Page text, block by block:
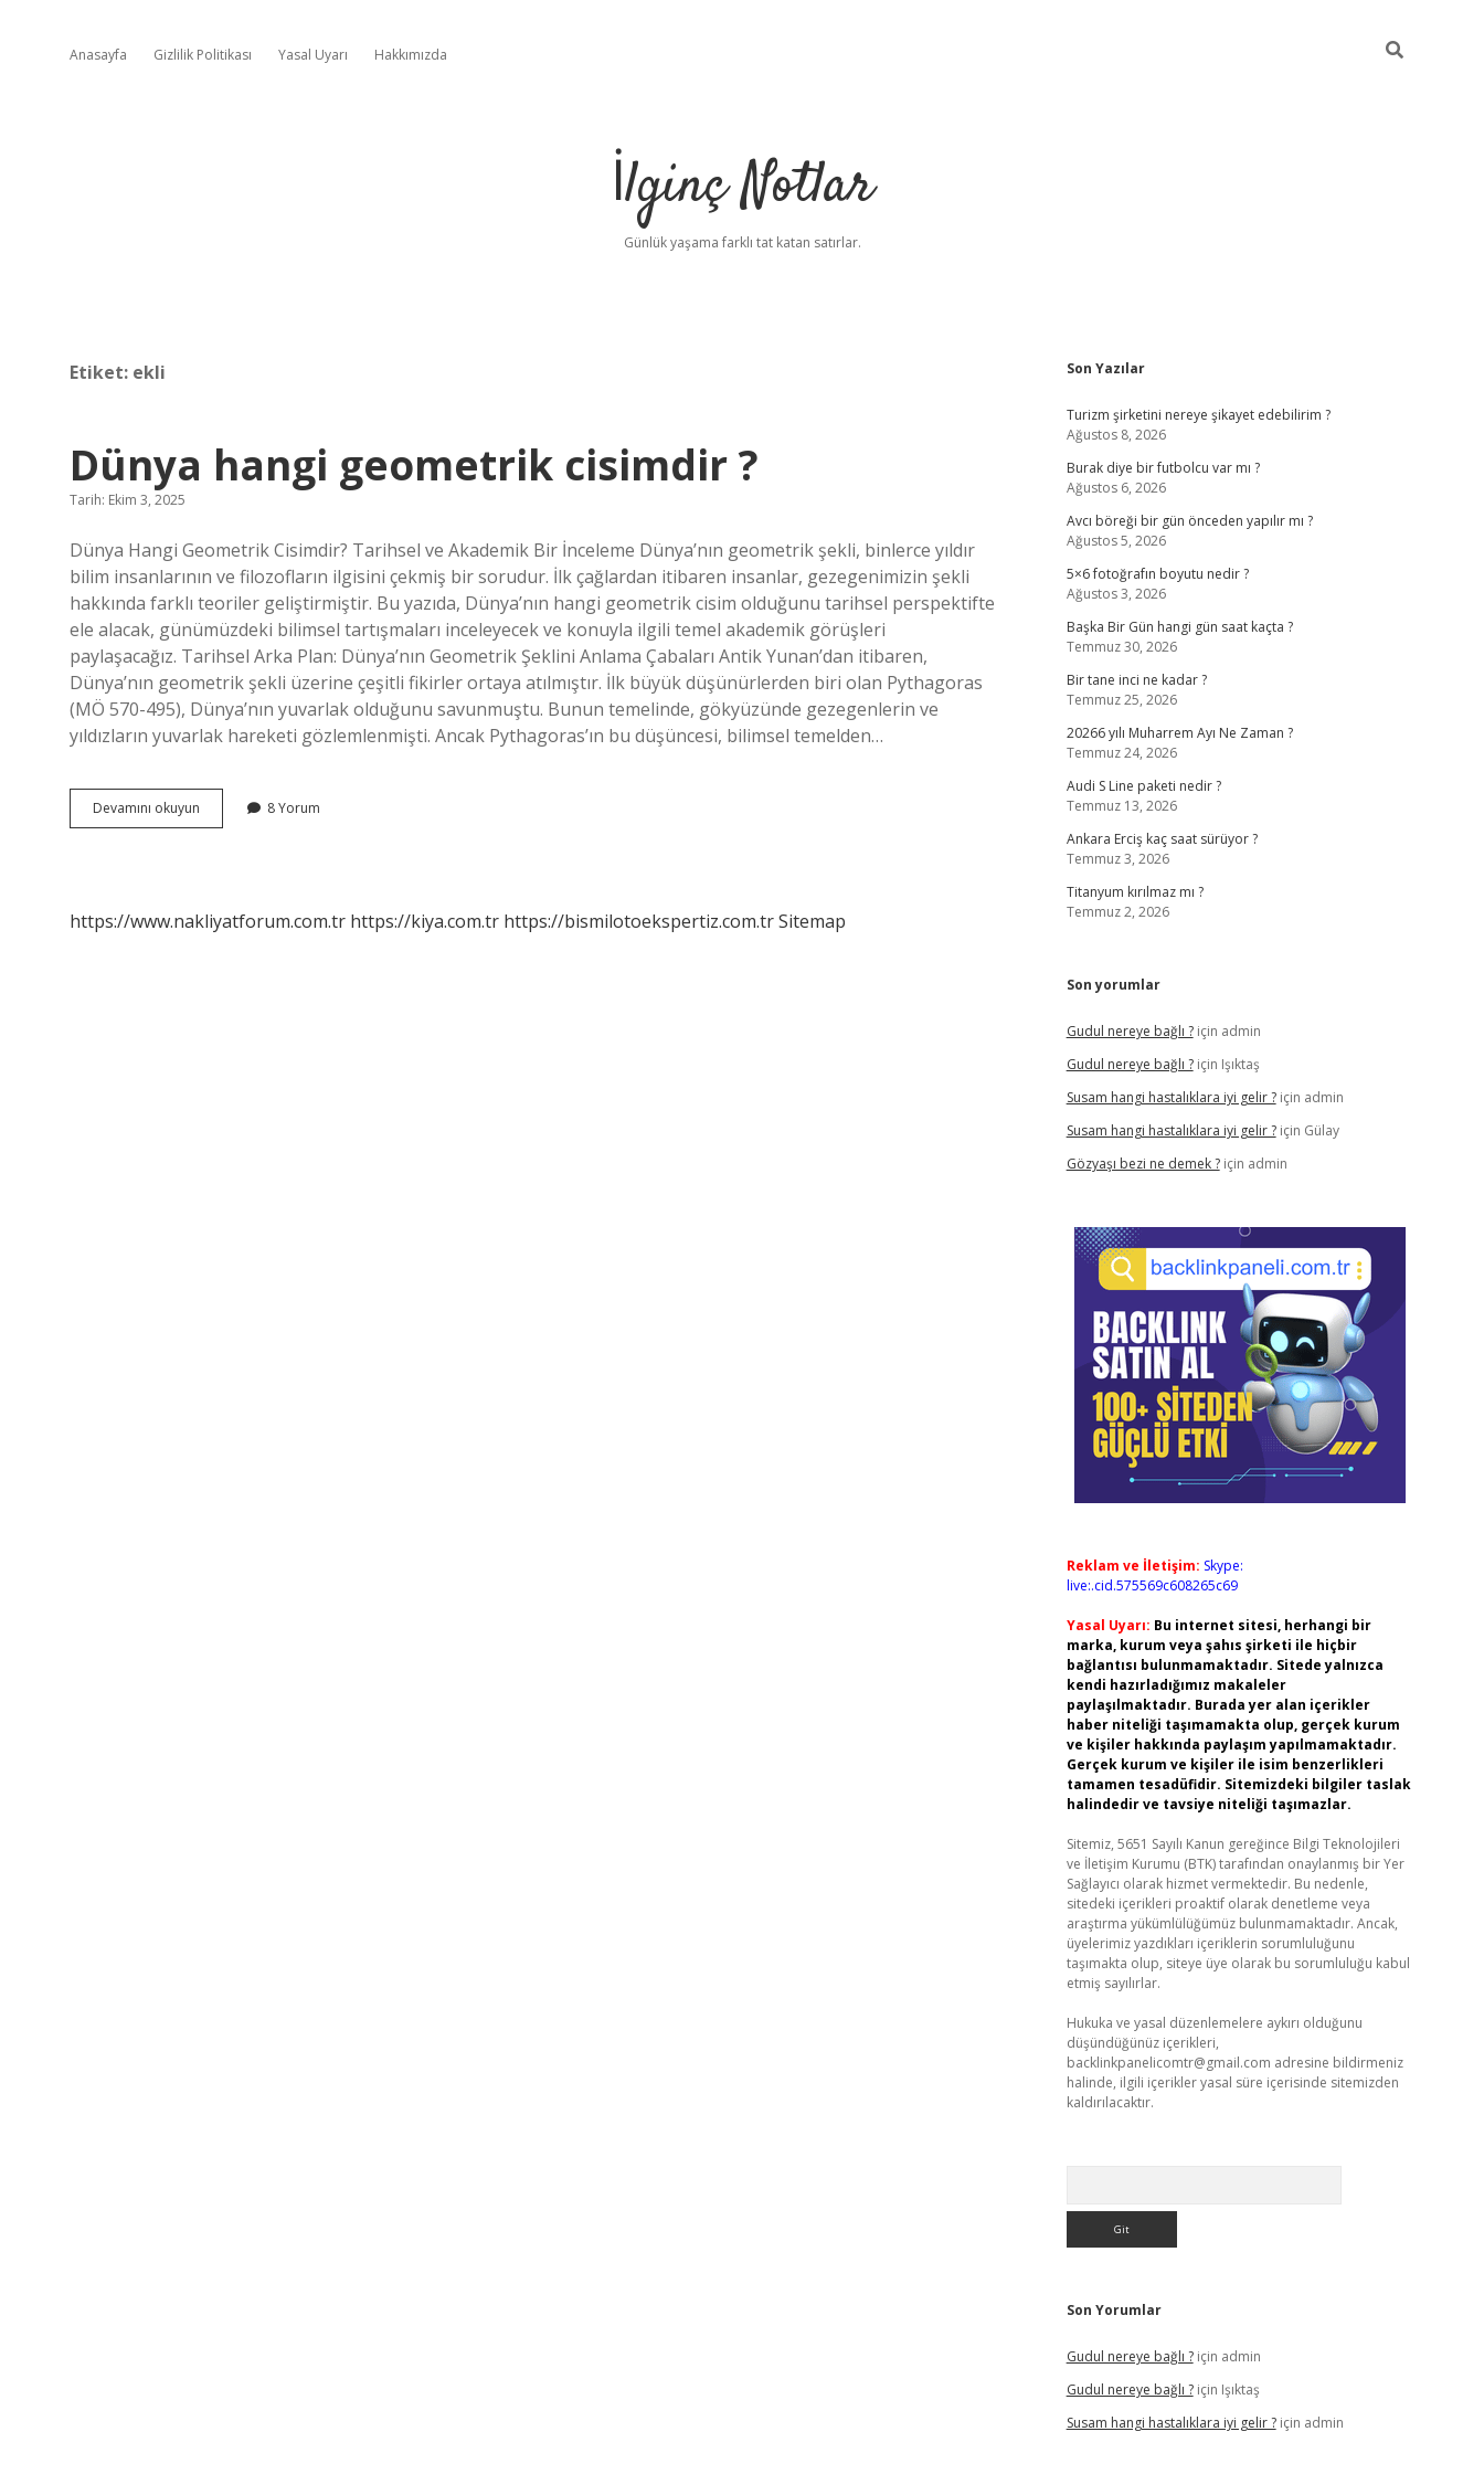
Anasayfa Gizlilik Politikası Yasal Uyarı Hakkımızda
İlginç Notlar
Günlük yaşama farklı tat katan satırlar.
Etiket: ekli
Dünya hangi geometrik cisimdir ?
Tarih: Ekim 3, 2025
Dünya Hangi Geometrik Cisimdir? Tarihsel ve Akademik Bir İnceleme Dünya’nın geometrik şekli, binlerce yıldır
bilim insanlarının ve filozofların ilgisini çekmiş bir sorudur. İlk çağlardan itibaren insanlar, gezegenimizin şekli
hakkında farklı teoriler geliştirmiştir. Bu yazıda, Dünya’nın hangi geometrik cisim olduğunu tarihsel perspektifte
ele alacak, günümüzdeki bilimsel tartışmaları inceleyecek ve konuyla ilgili temel akademik görüşleri
paylaşacağız. Tarihsel Arka Plan: Dünya’nın Geometrik Şeklini Anlama Çabaları Antik Yunan’dan itibaren,
Dünya’nın geometrik şekli üzerine çeşitli fikirler ortaya atılmıştır. İlk büyük düşünürlerden biri olan Pythagoras
(MÖ 570-495), Dünya’nın yuvarlak olduğunu savunmuştu. Bunun temelinde, gökyüzünde gezegenlerin ve
yıldızların yuvarlak hareketi gözlemlenmişti. Ancak Pythagoras’ın bu düşüncesi, bilimsel temelden…
Devamını okuyun
hangi
8 Yorum
https://www.nakliyatforum.com.tr https://kiya.com.tr https://bismilotoekspertiz.com.trSitemap
Sidebar
Son Yazılar
Turizm şirketini nereye şikayet edebilirim ?
Ağustos 8, 2026
Burak diye bir futbolcu var mı ?
Ağustos 6, 2026
Avcı böreği bir gün önceden yapılır mı ?
Ağustos 5, 2026
5×6 fotoğrafın boyutu nedir ?
Ağustos 3, 2026
Başka Bir Gün hangi gün saat kaçta ?
Temmuz 30, 2026
Bir tane inci ne kadar ?
Temmuz 25, 2026
20266 yılı Muharrem Ayı Ne Zaman ?
Temmuz 24, 2026
Audi S Line paketi nedir ?
Temmuz 13, 2026
Ankara Erciş kaç saat sürüyor ?
Temmuz 3, 2026
Titanyum kırılmaz mı ?
Temmuz 2, 2026
Son yorumlar
Gudul nereye bağlı ?için admin
Gudul nereye bağlı ?için Işıktaş
Susam hangi hastalıklara iyi gelir ?için admin
Susam hangi hastalıklara iyi gelir ?için Gülay
Gözyaşı bezi ne demek ?için admin
Reklam ve İletişim: Skype:
live:.cid.575569c608265c69
Yasal Uyarı: Bu internet sitesi, herhangi bir
marka, kurum veya şahıs şirketi ile hiçbir
bağlantısı bulunmamaktadır. Sitede yalnızca
kendi hazırladığımız makaleler
paylaşılmaktadır. Burada yer alan içerikler
haber niteliği taşımamakta olup, gerçek kurum
ve kişiler hakkında paylaşım yapılmamaktadır.
Gerçek kurum ve kişiler ile isim benzerlikleri
tamamen tesadüfidir. Sitemizdeki bilgiler taslak
halindedir ve tavsiye niteliği taşımazlar.
Sitemiz, 5651 Sayılı Kanun gereğince Bilgi Teknolojileri
ve İletişim Kurumu (BTK) tarafından onaylanmış bir Yer
Sağlayıcı olarak hizmet vermektedir. Bu nedenle,
sitedeki içerikleri proaktif olarak denetleme veya
araştırma yükümlülüğümüz bulunmamaktadır. Ancak,
üyelerimiz yazdıkları içeriklerin sorumluluğunu
taşımakta olup, siteye üye olarak bu sorumluluğu kabul
etmiş sayılırlar.
Hukuka ve yasal düzenlemelere aykırı olduğunu
düşündüğünüz içerikleri,
backlinkpanelicomtr@gmail.com adresine bildirmeniz
halinde, ilgili içerikler yasal süre içerisinde sitemizden
kaldırılacaktır.
Son Yorumlar
Gudul nereye bağlı ?için admin
Gudul nereye bağlı ?için Işıktaş
Susam hangi hastalıklara iyi gelir ?için admin